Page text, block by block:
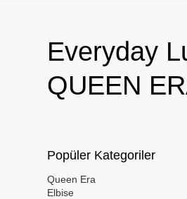
Everyday
QUEEN
Popüler Kategoriler
Queen Era
Elbise